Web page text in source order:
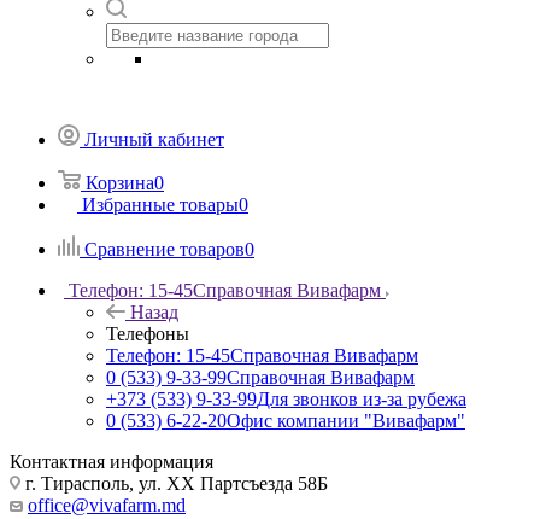
Личный кабинет
Корзина0
Избранные товары0
Сравнение товаров0
Телефон: 15-45Справочная Вивафарм
Назад
Телефоны
Телефон: 15-45Справочная Вивафарм
0 (533) 9-33-99Справочная Вивафарм
+373 (533) 9-33-99Для звонков из-за рубежа
0 (533) 6-22-20Офис компании "Вивафарм"
Контактная информация
г. Тирасполь, ул. ХХ Партсъезда 58Б
office@vivafarm.md